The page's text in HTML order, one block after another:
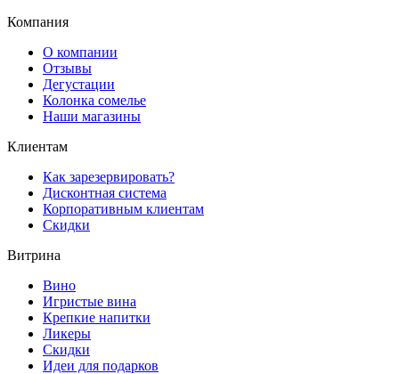
Компания
О компании
Отзывы
Дегустации
Колонка сомелье
Наши магазины
Клиентам
Как зарезервировать?
Дисконтная система
Корпоративным клиентам
Скидки
Витрина
Вино
Игристые вина
Крепкие напитки
Ликеры
Скидки
Идеи для подарков